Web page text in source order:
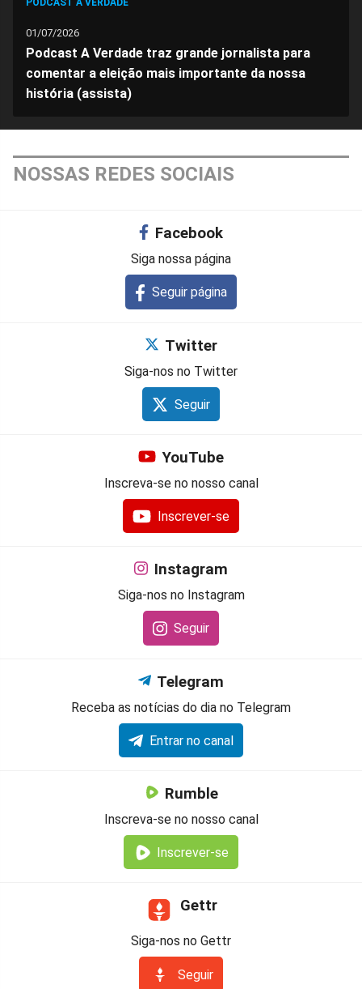
01/07/2026
Podcast A Verdade traz grande jornalista para
comentar a eleição mais importante da nossa
história (assista)
NOSSAS REDES SOCIAIS
Facebook
Siga nossa página
Seguir página
Twitter
Siga-nos no Twitter
Seguir
YouTube
Inscreva-se no nosso canal
Inscrever-se
Instagram
Siga-nos no Instagram
Seguir
Telegram
Receba as notícias do dia no Telegram
Entrar no canal
Rumble
Inscreva-se no nosso canal
Inscrever-se
Gettr
Siga-nos no Gettr
Seguir